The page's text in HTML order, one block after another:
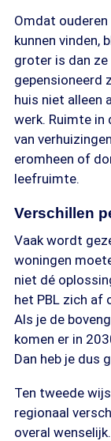
Omdat
kunnen vinden,
groter is dan ze
gepensioneerd
huis niet alleen
werk. Ruimte in
van
eromheen of
leefruimte.
Verschillen
Vaak wordt
woningen
niet dé
het PBL zich af
Als je de
komen er in
Dan heb je dus
Ten tweede
regionaal
overal